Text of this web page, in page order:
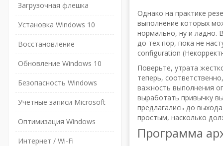
Однако на практике
выполнение которых
нормально, ну и ладно.
до тех пор, пока не
configuration
Поверьте, утрата
теперь,
важность выполнения
выработать привычку
предлагались до
простым, насколько
Программа
Загрузочная флешка
Установка Windows 10
Восстановление
Обновление Windows 10
Безопасность Windows
Учетные записи Microsoft
Оптимизация Windows
Интернет / Wi-Fi